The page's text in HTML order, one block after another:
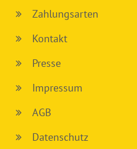
Zahlungsarten
Kontakt
Presse
Impressum
AGB
Datenschutz